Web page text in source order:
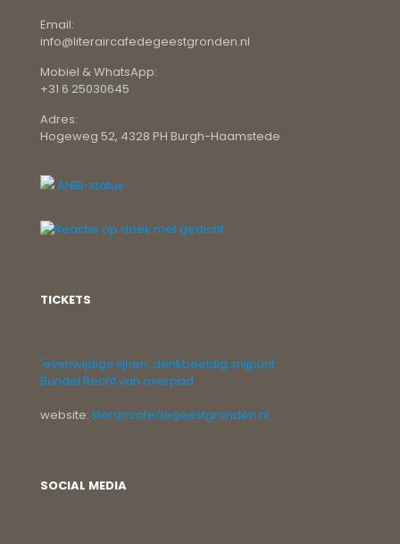
Email:
info@literaircafedegeestgronden.nl
Mobiel & WhatsApp:
+31 6 25030645
Adres:
Hogeweg 52, 4328 PH Burgh-Haamstede
ANBI-status
TICKETS
'evenwijdige lijnen, denkbeeldig snijpunt'
Bundel Recht van overpad
website: literaircafedegeestgronden.nl
SOCIAL MEDIA